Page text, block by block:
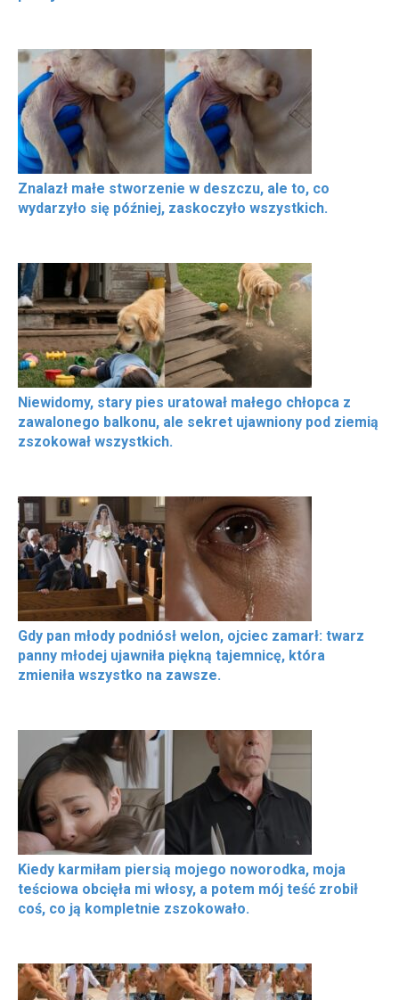
Znalazł małe stworzenie w deszczu, ale to, co
wydarzyło się później, zaskoczyło wszystkich.
Niewidomy, stary pies uratował małego chłopca z
zawalonego balkonu, ale sekret ujawniony pod ziemią
zszokował wszystkich.
Gdy pan młody podniósł welon, ojciec zamarł: twarz
panny młodej ujawniła piękną tajemnicę, która
zmieniła wszystko na zawsze.
Kiedy karmiłam piersią mojego noworodka, moja
teściowa obcięła mi włosy, a potem mój teść zrobił
coś, co ją kompletnie zszokowało.